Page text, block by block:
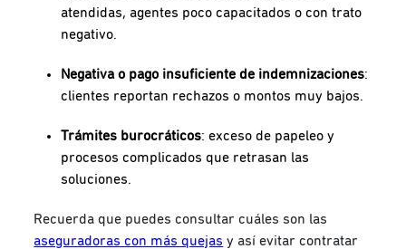
atendidas, agentes poco capacitados o con trato
negativo.
Negativa o pago insuficiente de indemnizaciones:
clientes reportan rechazos o montos muy bajos.
Trámites burocráticos: exceso de papeleo y
procesos complicados que retrasan las
soluciones.
Recuerda que puedes consultar cuáles son las
aseguradoras con más quejas y así evitar contratar